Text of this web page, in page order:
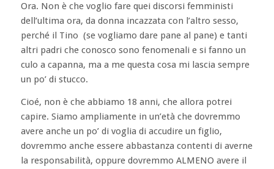
Ora. Non è che voglio fare quei discorsi femministi
dell’ultima ora, da donna incazzata con l’altro sesso,
perché il Tino (se vogliamo dare pane al pane) e tanti
altri padri che conosco sono fenomenali e si fanno un
culo a capanna, ma a me questa cosa mi lascia sempre
un po’ di stucco.
Cioé, non è che abbiamo 18 anni, che allora potrei
capire. Siamo ampliamente in un’età che dovremmo
avere anche un po’ di voglia di accudire un figlio,
dovremmo anche essere abbastanza contenti di averne
la responsabilità, oppure dovremmo ALMENO avere il